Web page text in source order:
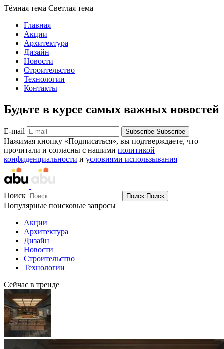
Тёмная тема Светлая тема
Главная
Акции
Архитектура
Дизайн
Новости
Строительство
Технологии
Контакты
Будьте в курсе самых важных новостей
E-mail Subscribe Subscribe
Нажимая кнопку «Подписаться», вы подтверждаете, что
прочитали и согласны с нашими политикой
конфиденциальности и условиями использывания
Поиск Поиск Поиск
Популярные поисковые запросы
Акции
Архитектура
Дизайн
Новости
Строительство
Технологии
Сейчас в тренде